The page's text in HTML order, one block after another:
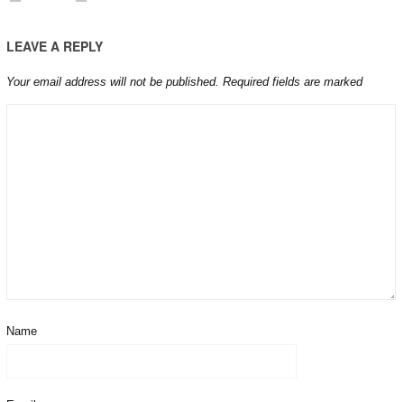
LEAVE A REPLY
Your email address will not be published. Required fields are marked
Name